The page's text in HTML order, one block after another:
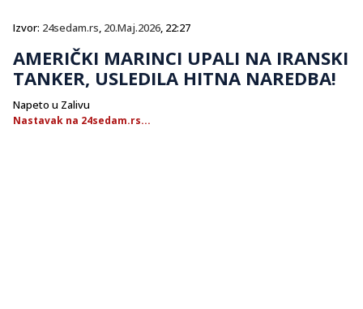
Izvor: 24sedam.rs, 20.Maj.2026, 22:27
AMERIČKI MARINCI UPALI NA IRANSKI
TANKER, USLEDILA HITNA NAREDBA!
Napeto u Zalivu
Nastavak na 24sedam.rs...